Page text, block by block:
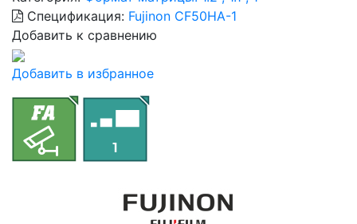
Спецификация: Fujinon CF50HA-1
Добавить к сравнению
Добавить в избранное